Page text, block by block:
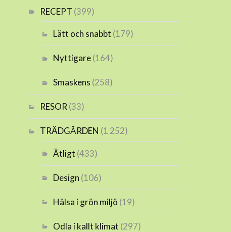
RECEPT (399)
Lätt och snabbt (179)
Nyttigare(164)
Smaskens (258)
RESOR (33)
TRÄDGÅRDEN (1 252)
Ätligt (433)
Design (106)
Hälsa i grön miljö (19)
Odla i kallt klimat (297)